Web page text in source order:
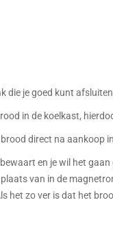
die je goed kunt
in de koelkast,
direct na aankoop
en je wil het
van in de
het zo ver is dat het